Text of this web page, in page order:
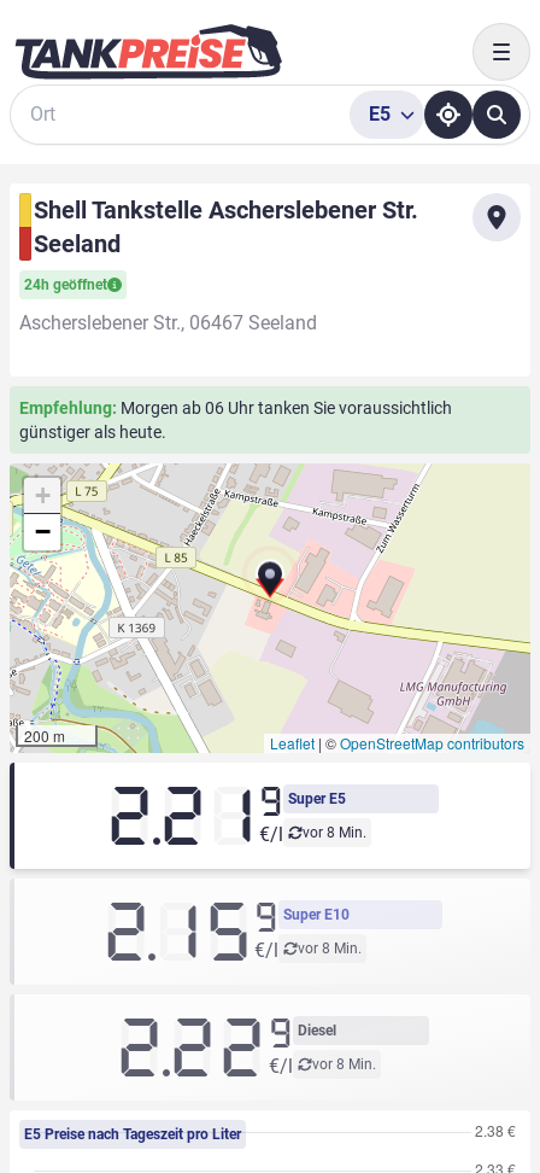
Suche
E5
Shell Tankstelle Ascherslebener Str.
Seeland
24h geöffnet
Ascherslebener Str., 06467 Seeland
Empfehlung: Morgen ab 06 Uhr tanken Sie voraussichtlich
günstiger als heute.
+
−
200 m Leaflet | ©OpenStreetMap contributors
Super E5
vor 8 Min.
2.21 9
€/l
Super E10
vor 8 Min.
2.159
€/l
Diesel
vor 8 Min.
2.22 9
€/l
E5 Preise nach Tageszeit pro Liter